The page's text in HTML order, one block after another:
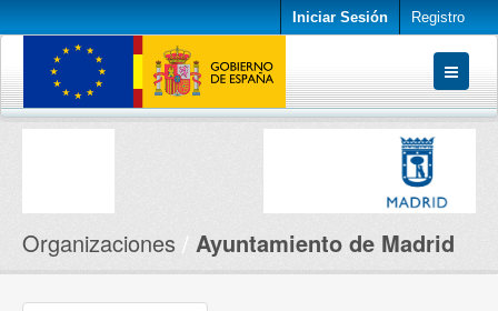
Iniciar Sesión Registro
Conjuntos de datos
Organizaciones Ayuntamiento de Madrid